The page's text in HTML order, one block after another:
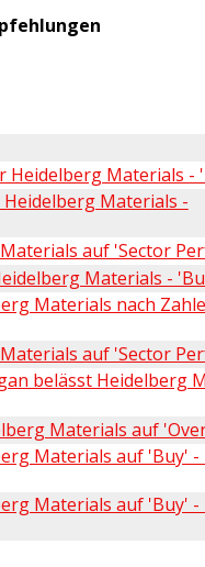
Heidelberg Materials -
Materials -
auf 'Sector
Materials -
Materials nach
auf 'Sector
belässt Heidelberg
Materials auf
Materials auf 'Buy' -
Materials auf 'Buy' -